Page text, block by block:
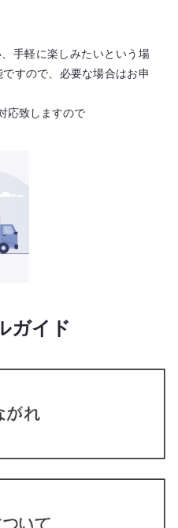
手軽に楽しみたいという場
すので、必要な場合はお申
応致しますので
ガイド